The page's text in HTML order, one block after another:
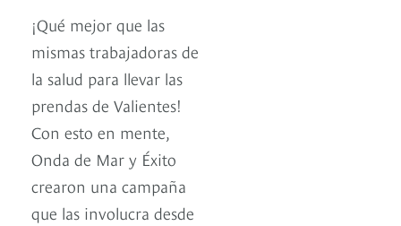
¡Qué mejor que las
mismas trabajadoras de
la salud para llevar las
prendas de Valientes!
Con esto en mente,
Onda de Mar y Éxito
crearon una campaña
que las involucra desde